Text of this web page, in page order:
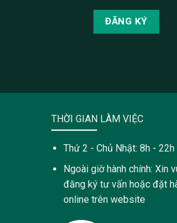
THỜI GIAN LÀM VIỆC
Thứ 2 - Chủ Nhật: 8h - 22h
Ngoài giờ hành chính: Xin
đăng ký tư vấn hoặc đặt
online trên website